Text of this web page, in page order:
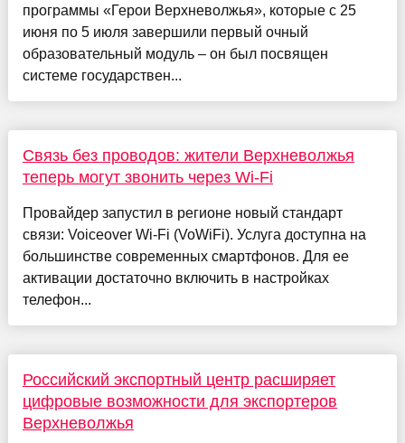
программы «Герои Верхневолжья», которые с 25
июня по 5 июля завершили первый очный
образовательный модуль – он был посвящен
системе государствен...
Связь без проводов: жители Верхневолжья
теперь могут звонить через Wi-Fi
Провайдер запустил в регионе новый стандарт
связи: Voiceover Wi-Fi (VoWiFi). Услуга доступна на
большинстве современных смартфонов. Для ее
активации достаточно включить в настройках
телефон...
Российский экспортный центр расширяет
цифровые возможности для экспортеров
Верхневолжья